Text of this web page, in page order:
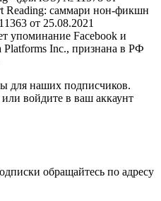
Reading: саммари нон-фикшн
от 25.08.2021
упоминание Facebook и
Inc., признана в РФ
для наших подписчиков.
или войдите в ваш аккаунт
обращайтесь по адресу